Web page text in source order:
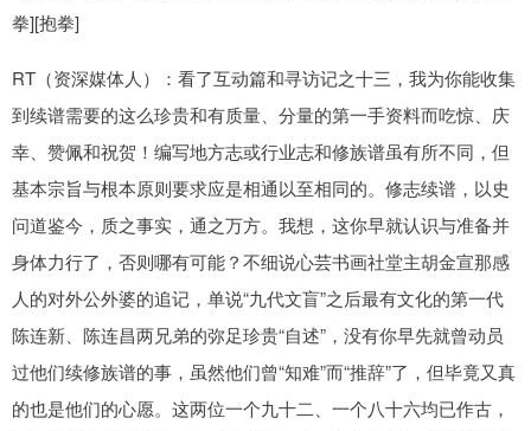
拳][抱拳]
RT（资深媒体人）：看了互动篇和寻访记之十三，我为你能收集
到续谱需要的这么珍贵和有质量、分量的第一手资料而吃惊、庆
幸、赞佩和祝贺！编写地方志或行业志和修族谱虽有所不同，但
基本宗旨与根本原则要求应是相通以至相同的。修志续谱，以史
问道鉴今，质之事实，通之万方。我想，这你早就认识与准备并
身体力行了，否则哪有可能？不细说心芸书画社堂主胡金宣那感
人的对外公外婆的追记，单说“九代文盲”之后最有文化的第一代
陈连新、陈连昌两兄弟的弥足珍贵“自述”，没有你早先就曾动员
过他们续修族谱的事，虽然他们曾“知难”而“推辞”了，但毕竟又真
的也是他们的心愿。这两位一个九十二、一个八十六均已作古，